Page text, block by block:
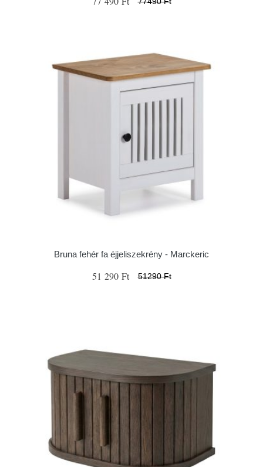
Bruna fehér fa éjjeliszekrény - Marckeric
51 290 Ft 51290 Ft